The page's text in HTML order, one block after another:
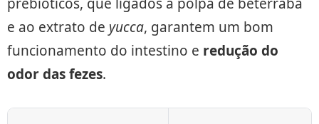
prebióticos, que ligados à polpa de beterraba
e ao extrato de yucca, garantem um bom
funcionamento do intestino e redução do
odor das fezes.